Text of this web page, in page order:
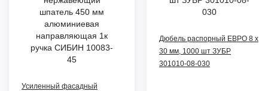
Усиленный фасадный
Дюбель распорный ЕВРО 8 x
30 мм, 1000 шт ЗУБР
301010-08-030